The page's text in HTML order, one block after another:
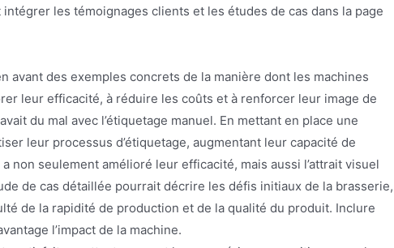
les témoignages clients et les études de cas dans la page
avant des exemples concrets de la manière dont les machines
leur efficacité, à réduire les coûts et à renforcer leur image de
du mal avec l’étiquetage manuel. En mettant en place une
leur processus d’étiquetage, augmentant leur capacité de
seulement amélioré leur efficacité, mais aussi l’attrait visuel
de cas détaillée pourrait décrire les défis initiaux de la brasserie,
de la rapidité de production et de la qualité du produit. Inclure
l’impact de la machine.